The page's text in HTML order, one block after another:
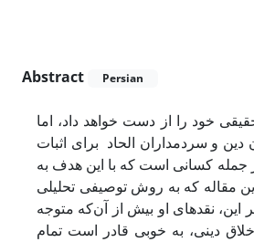
Abstract
Persian
خود را از دست خواهد داد، اما
دین و سردمداران الحاد برای اثبات
جمله کسانی است که با این هدف به
مقاله که به روش توصیفی تحلیلی
نقدهای او بیش از آن‌که متوجه
دینی، به خوبی قادر است تمام